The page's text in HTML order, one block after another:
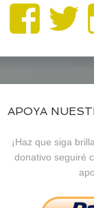
Ver
de
en
APOYA
¡Haz que siga
donativo seguiré